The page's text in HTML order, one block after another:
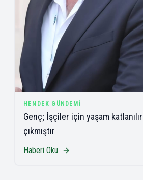
HENDEK GÜNDEMI
Genç; İşçiler için yaşam
çıkmıştır
Haberi Oku